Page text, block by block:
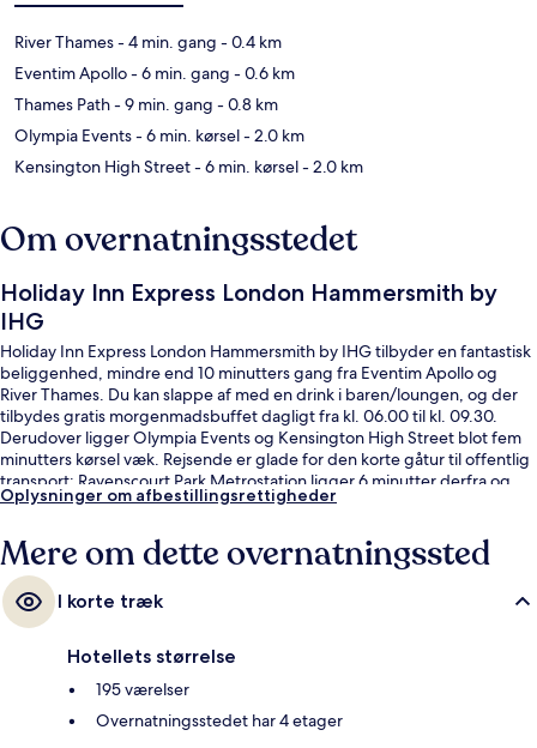
River Thames- 4 min. gang - 0.4 km
Eventim Apollo- 6 min. gang - 0.6 km
Thames Path- 9 min. gang - 0.8 km
Olympia Events- 6 min. kørsel- 2.0 km
Kensington High Street- 6 min. kørsel- 2.0 km
Om overnatningsstedet
Holiday Inn Express London Hammersmith by
IHG
Holiday Inn Express London Hammersmith by IHG tilbyder en fantastisk
beliggenhed, mindre end 10 minutters gang fra Eventim Apollo og
River Thames. Du kan slappe af med en drink i baren/loungen, og der
tilbydes gratis morgenmadsbuffet dagligt fra kl. 06.00 til kl. 09.30.
Derudover ligger Olympia Events og Kensington High Street blot fem
minutters kørsel væk. Rejsende er glade for den korte gåtur til offentlig
transport: Ravenscourt Park Metrostation ligger 6 minutter derfra og
Hammersmith Metrostation 6 minutter væk.
Oplysninger om afbestillingsrettigheder
Mere om dette overnatningssted
I korte træk
Hotellets størrelse
195 værelser
Overnatningsstedet har 4 etager